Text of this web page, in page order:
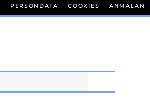
PERSONDATA COOKIES ANMÄLAN